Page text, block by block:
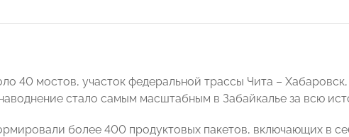
40 мостов, участок федеральной трассы Чита –
стало самым масштабным в Забайкалье за всю
более 400 продуктовых пакетов, включающих в